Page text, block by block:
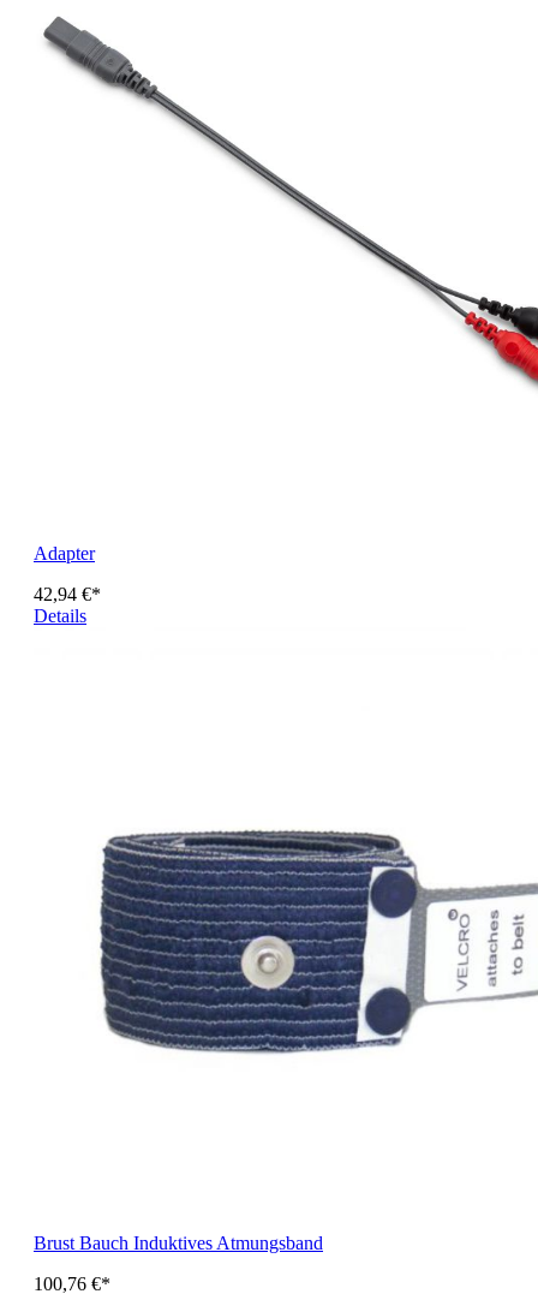
Adapter
42,94 €*
Details
Brust Bauch Induktives Atmungsband
100,76 €*